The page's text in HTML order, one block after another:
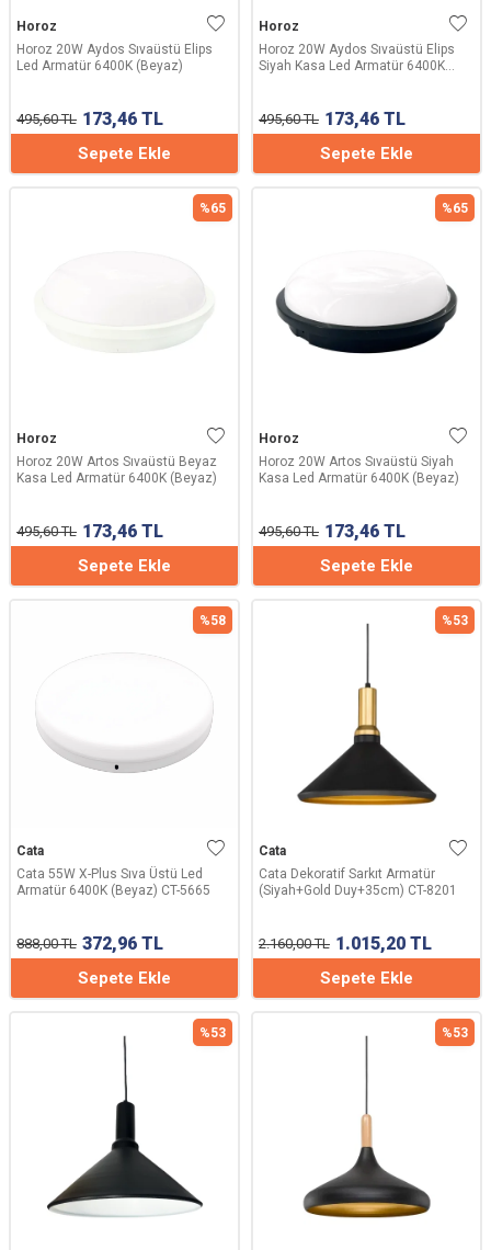
Horoz
Horoz 20W Aydos Sıvaüstü Elips
Led Armatür 6400K (Beyaz)
495,60TL 173,46 TL
Sepete Ekle
Horoz
Horoz 20W Aydos Sıvaüstü Elips
Siyah Kasa Led Armatür 6400K
495,60TL 173,46 TL
Sepete Ekle
%65
Horoz
Horoz 20W Artos Sıvaüstü Beyaz
Kasa Led Armatür 6400K (Beyaz)
495,60TL 173,46 TL
Sepete Ekle
%65
Horoz
Horoz 20W Artos Sıvaüstü Siyah
Kasa Led Armatür 6400K (Beyaz)
495,60TL 173,46 TL
Sepete Ekle
%58
Cata
Cata 55W X-Plus Sıva Üstü Led
Armatür 6400K (Beyaz) CT-5665
888,00TL 372,96 TL
Sepete Ekle
%53
Cata
Cata Dekoratif Sarkıt Armatür
(Siyah+Gold Duy+35cm) CT-8201
2.160,00TL 1.015,20 TL
Sepete Ekle
%53 %53